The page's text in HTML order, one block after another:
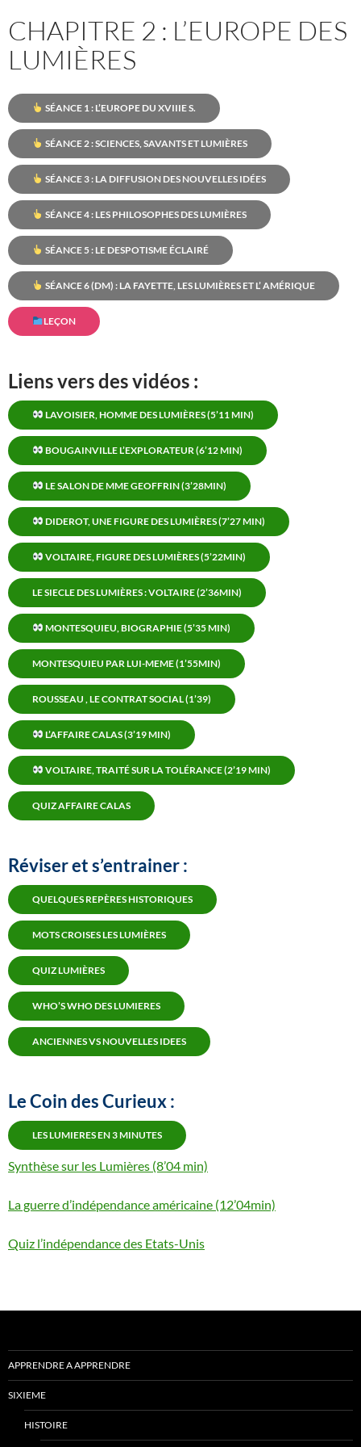
CHAPITRE 2 : L’EUROPE DES
LUMIÈRES
SÉANCE 1 : L’EUROPE DU XVIIIE S.
SÉANCE 2 : SCIENCES, SAVANTS ET LUMIÈRES
SÉANCE 3 : LA DIFFUSION DES NOUVELLES IDÉES
SÉANCE 4 : LES PHILOSOPHES DES LUMIÈRES
SÉANCE 5 : LE DESPOTISME ÉCLAIRÉ
SÉANCE 6 (DM) : LA FAYETTE, LES LUMIÈRES ET L’ AMÉRIQUE
LEÇON
Liens vers des vidéos :
LAVOISIER, HOMME DES LUMIÈRES (5’11 MIN)
BOUGAINVILLE L’EXPLORATEUR (6’12 MIN)
LE SALON DE MME GEOFFRIN (3’28MIN)
DIDEROT, UNE FIGURE DES LUMIÈRES (7’27 MIN)
VOLTAIRE, FIGURE DES LUMIÈRES (5’22MIN)
LE SIECLE DES LUMIÈRES : VOLTAIRE (2’36MIN)
MONTESQUIEU, BIOGRAPHIE (5’35 MIN)
MONTESQUIEU PAR LUI-MEME (1’55MIN)
ROUSSEAU , LE CONTRAT SOCIAL (1’39)
L’AFFAIRE CALAS (3’19 MIN)
VOLTAIRE, TRAITÉ SUR LA TOLÉRANCE (2’19 MIN)
QUIZ AFFAIRE CALAS
Réviser et s’entrainer :
QUELQUES REPÈRES HISTORIQUES
MOTS CROISES LES LUMIÈRES
QUIZ LUMIÈRES
WHO’S WHO DES LUMIERES
ANCIENNES VS NOUVELLES IDEES
Le Coin des Curieux :
LES LUMIERES EN 3 MINUTES
Synthèse sur les Lumières (8’04 min)
La guerre d’indépendance américaine (12’04min)
Quiz l’indépendance des Etats-Unis
APPRENDRE A APPRENDRE
SIXIEME
HISTOIRE